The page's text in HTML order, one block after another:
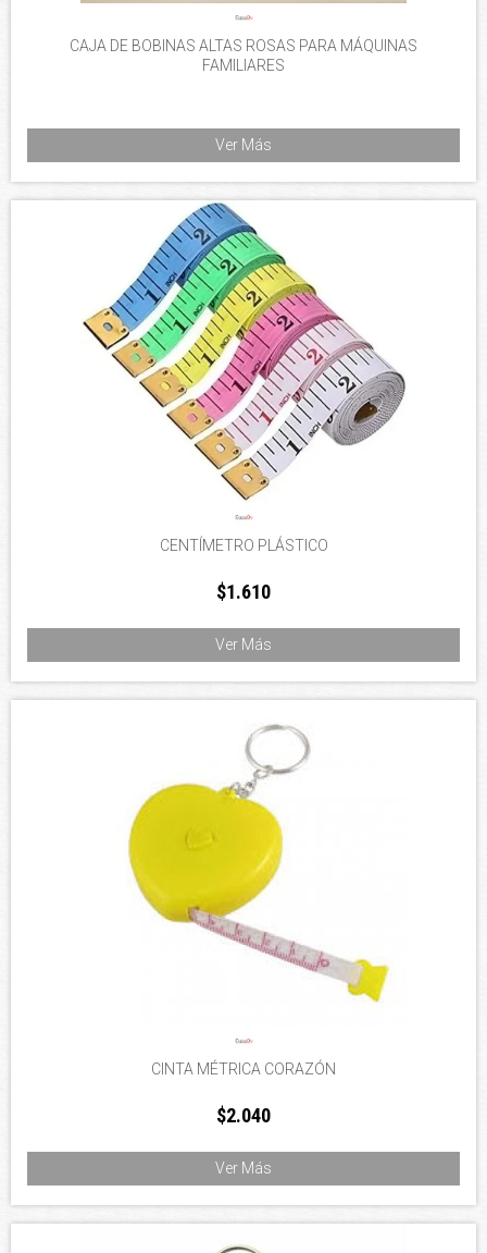
CAJA DE BOBINAS ALTAS ROSAS PARA MÁQUINAS
FAMILIARES
Ver Más
CENTÍMETRO PLÁSTICO
$1.610
Ver Más
CINTA MÉTRICA CORAZÓN
$2.040
Ver Más